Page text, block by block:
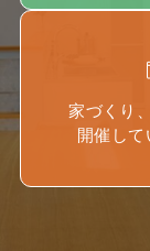
家づくり
開催して